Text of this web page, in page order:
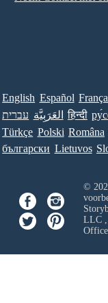
English Español
עברית العَرَبِيَّة हिन्दी
Türkçe Polski Româna
български Lietuvos
©
LLC,
Office